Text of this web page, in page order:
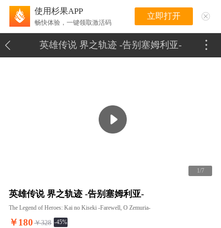
使用杉果APP
畅快体验，一键领取激活码
立即打开
英雄传说 界之轨迹 -告别塞姆利亚-
1/7
英雄传说 界之轨迹 -告别塞姆利亚-
The Legend of Heroes: Kai no Kiseki -Farewell, O Zemuria-
￥180 ￥328 -45%